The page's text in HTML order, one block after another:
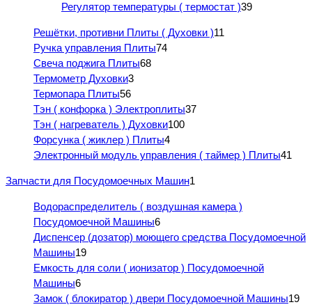
Регулятор температуры ( термостат )39
Решётки, противни Плиты ( Духовки )11
Ручка управления Плиты74
Свеча поджига Плиты68
Термометр Духовки3
Термопара Плиты56
Тэн ( конфорка ) Электроплиты37
Тэн ( нагреватель ) Духовки100
Форсунка ( жиклер ) Плиты4
Электронный модуль управления ( таймер ) Плиты41
Запчасти для Посудомоечных Машин1
Водораспределитель ( воздушная камера )
Посудомоечной Машины6
Диспенсер (дозатор) моющего средства Посудомоечной
Машины19
Емкость для соли ( ионизатор ) Посудомоечной
Машины6
Замок ( блокиратор ) двери Посудомоечной Машины19